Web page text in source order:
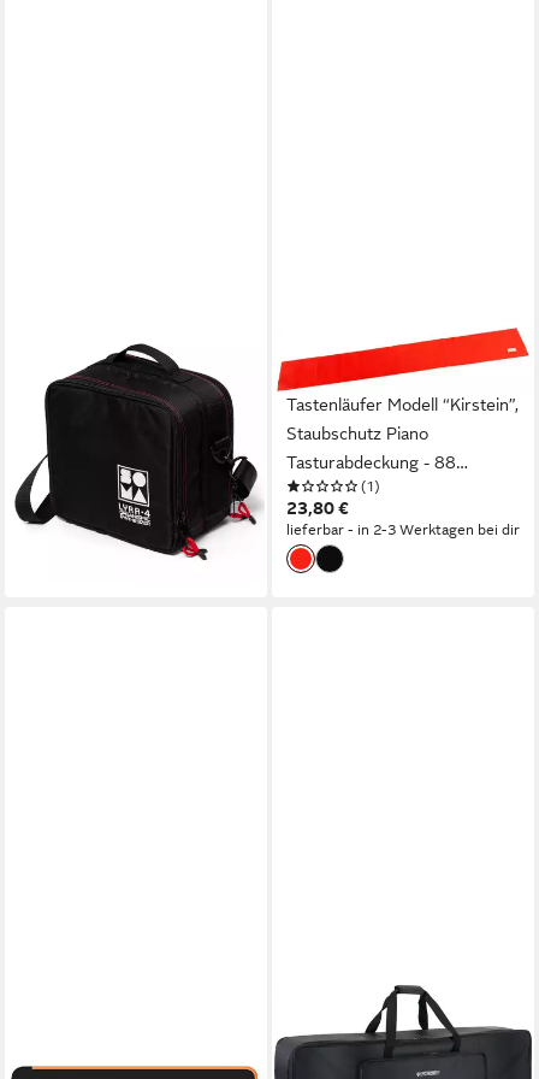
SOMA LABORATORY
Piano-Transporttasche
(Gigbags für
Tasteninstrumente, Sonstige
Keyboardtaschen), Lyra-4
Double Soft Case -
Keyboardtasche
74,52 €
lieferbar - in 2-3 Werktagen bei dir
STEINMAYER
Piano-Transporttasche
Tastenläufer Modell “Kirstein”,
Staubschutz Piano
Tasturabdeckung - 88
Tastatur Klavierabdeckung
(1)
23,80 €
lieferbar - in 2-3 Werktagen bei dir
Supernova Tasche für Xkey
Piano-Transporttasche KB-
3122-49 Keyboardtasche 49,